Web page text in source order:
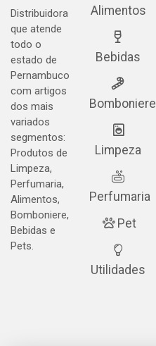
Distribuidora
que atende
todo o
estado de
Pernambuco
com artigos
dos mais
variados
segmentos:
Produtos de
Limpeza,
Perfumaria,
Alimentos,
Bomboniere,
Bebidas e
Pets.
Alimentos
Bebidas
Bomboniere
Limpeza
Perfumaria
Pet
Utilidades